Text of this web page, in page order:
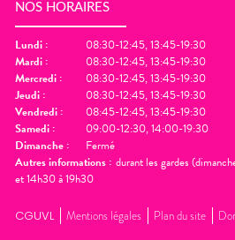
NOS HORAIRES
Lundi :
08:30-12:45, 13:45-19:30
Mardi :
08:30-12:45, 13:45-19:30
Mercredi :
08:30-12:45, 13:45-19:30
Jeudi :
08:30-12:45, 13:45-19:30
Vendredi :
08:45-12:45, 13:45-19:30
Samedi :
09:00-12:30, 14:00-19:30
Dimanche :
Fermé
Autres informations : durant les gardes
et 14h30 à 19h30
CGUVL Mentions légales Plan du site